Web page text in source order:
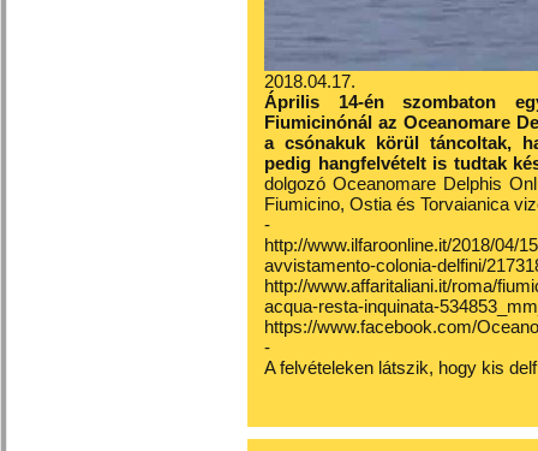
2018.04.17.
Április 14-én szombaton
Fiumicinónál az Oceanomare
a csónakuk körül táncoltak,
pedig hangfelvételt is tudtak
dolgozó Oceanomare Delphis
Fiumicino, Ostia és Torvaianica
-
http://www.ilfaroonline.it/2018/04/
avvistamento-colonia-delfini/
http://www.affaritaliani.it/roma/
acqua-resta-inquinata-
https://www.facebook.com/
-
A felvételeken látszik, hogy kis